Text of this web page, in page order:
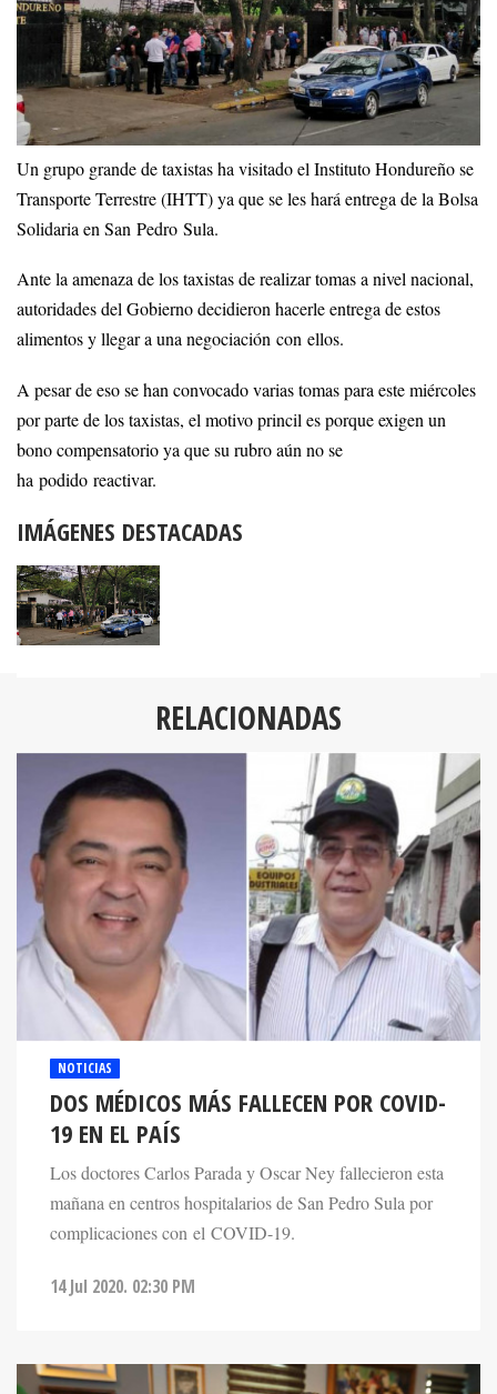
Un grupo grande de taxistas ha visitado el Instituto Hondureño se
Transporte Terrestre (IHTT) ya que se les hará entrega de la Bolsa
Solidaria en San Pedro Sula.
Ante la amenaza de los taxistas de realizar tomas a nivel nacional,
autoridades del Gobierno decidieron hacerle entrega de estos
alimentos y llegar a una negociación con ellos.
A pesar de eso se han convocado varias tomas para este miércoles
por parte de los taxistas, el motivo princil es porque exigen un
bono compensatorio ya que su rubro aún no se
ha podido reactivar.
IMÁGENES DESTACADAS
RELACIONADAS
NOTICIAS
DOS MÉDICOS MÁS FALLECEN POR COVID-
19 EN EL PAÍS
Los doctores Carlos Parada y Oscar Ney fallecieron esta
mañana en centros hospitalarios de San Pedro Sula por
complicaciones con el COVID-19.
14 Jul 2020. 02:30 PM